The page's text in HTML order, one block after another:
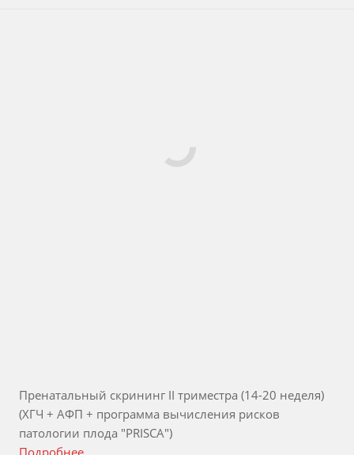
Пренатальный скрининг II триместра (14-20 неделя)
(ХГЧ + АФП + программа вычисления рисков
патологии плода "PRISCA")
Подробнее